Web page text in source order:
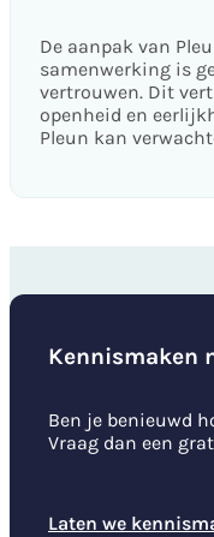
De aanpak van
samenwerking is
vertrouwen. Dit
openheid en
Pleun kan
Kennismaken
Ben je benieuwd
Vraag dan een
Laten we